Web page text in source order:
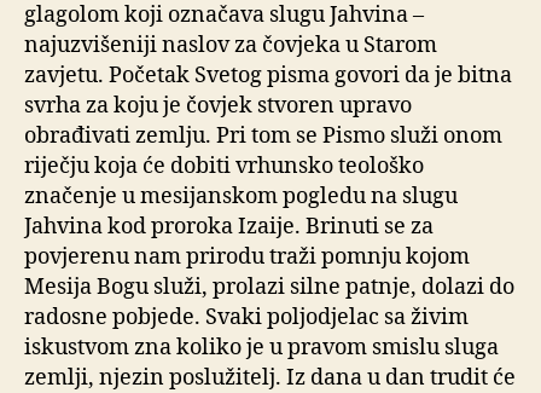
glagolom koji označava slugu Jahvina –
najuzvišeniji naslov za čovjeka u Starom
zavjetu. Početak Svetog pisma govori da je bitna
svrha za koju je čovjek stvoren upravo
obrađivati zemlju. Pri tom se Pismo služi onom
riječju koja će dobiti vrhunsko teološko
značenje u mesijanskom pogledu na slugu
Jahvina kod proroka Izaije. Brinuti se za
povjerenu nam prirodu traži pomnju kojom
Mesija Bogu služi, prolazi silne patnje, dolazi do
radosne pobjede. Svaki poljodjelac sa živim
iskustvom zna koliko je u pravom smislu sluga
zemlji, njezin poslužitelj. Iz dana u dan trudit će